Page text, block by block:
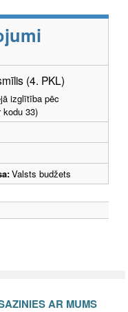
(4. PKL)
izglītība pēc
33)
Valsts budžets
AR MUMS